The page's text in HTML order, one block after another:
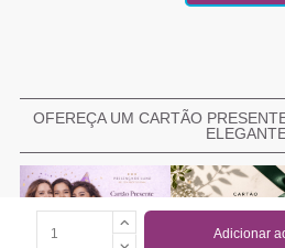
Adicionar
OFEREÇA UM CARTÃO